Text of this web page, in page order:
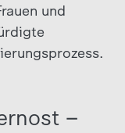
und
–